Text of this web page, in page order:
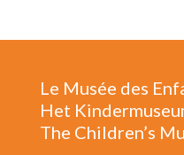
Le Musée des
Het
The Children’s